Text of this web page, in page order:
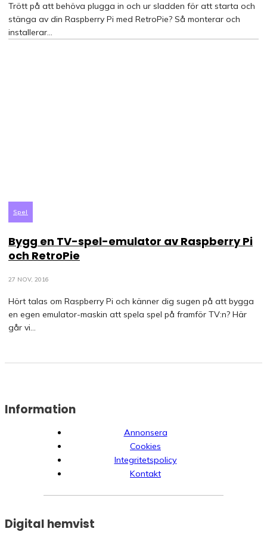
Trött på att behöva plugga in och ur sladden för att starta och
stänga av din Raspberry Pi med RetroPie? Så monterar och
installerar...
Spel
Bygg en TV-spel-emulator av Raspberry Pi
och RetroPie
27 NOV, 2016
Hört talas om Raspberry Pi och känner dig sugen på att bygga
en egen emulator-maskin att spela spel på framför TV:n? Här
går vi...
Information
Annonsera
Cookies
Integritetspolicy
Kontakt
Digital hemvist